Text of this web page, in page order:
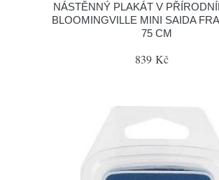
NÁSTĚNNÝ PLAKÁT V
BLOOMINGVILLE MINI SAIDA
75 CM
839 Kč